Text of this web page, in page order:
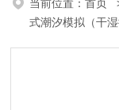
当前位置：首页
式潮汐模拟（干